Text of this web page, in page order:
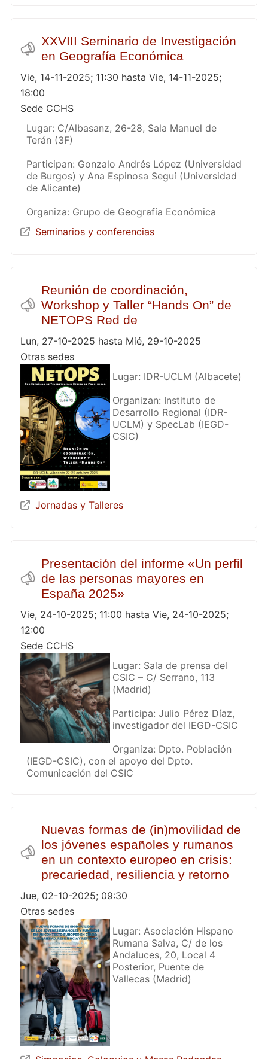
XXVIII Seminario de Investigación
en Geografía Económica
Vie, 14-11-2025; 11:30 hasta Vie, 14-11-2025;
18:00
Sede CCHS
Lugar: C/Albasanz, 26-28, Sala Manuel de
Terán (3F)
Participan: Gonzalo Andrés López (Universidad
de Burgos) y Ana Espinosa Seguí (Universidad
de Alicante)
Organiza: Grupo de Geografía Económica
Seminarios y conferencias
Reunión de coordinación,
Workshop y Taller “Hands On” de
NETOPS Red de
Lun, 27-10-2025 hasta Mié, 29-10-2025
Otras sedes
Lugar: IDR-UCLM (Albacete)
Organizan: Instituto de
Desarrollo Regional (IDR-
UCLM) y SpecLab (IEGD-
CSIC)
Jornadas y Talleres
Presentación del informe «Un perfil
de las personas mayores en
España 2025»
Vie, 24-10-2025; 11:00 hasta Vie, 24-10-2025;
12:00
Sede CCHS
Lugar: Sala de prensa del
CSIC – C/ Serrano, 113
(Madrid)
Participa: Julio Pérez Díaz,
investigador del IEGD-CSIC
Organiza: Dpto. Población
(IEGD-CSIC), con el apoyo del Dpto.
Comunicación del CSIC
Nuevas formas de (in)movilidad de
los jóvenes españoles y rumanos
en un contexto europeo en crisis:
precariedad, resiliencia y retorno
Jue, 02-10-2025; 09:30
Otras sedes
Lugar: Asociación Hispano
Rumana Salva, C/ de los
Andaluces, 20, Local 4
Posterior, Puente de
Vallecas (Madrid)